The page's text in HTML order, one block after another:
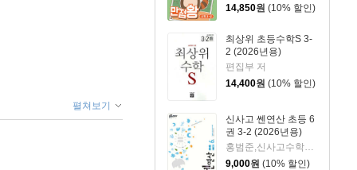
14,850원 (10% 할인)
최상위 초등수학S 3-
2 (2026년용)
편집부 저
14,400원 (10% 할인)
신사고 쎈연산 초등 6
권 3-2 (2026년용)
9,000원 (10% 할인)
펼쳐보기